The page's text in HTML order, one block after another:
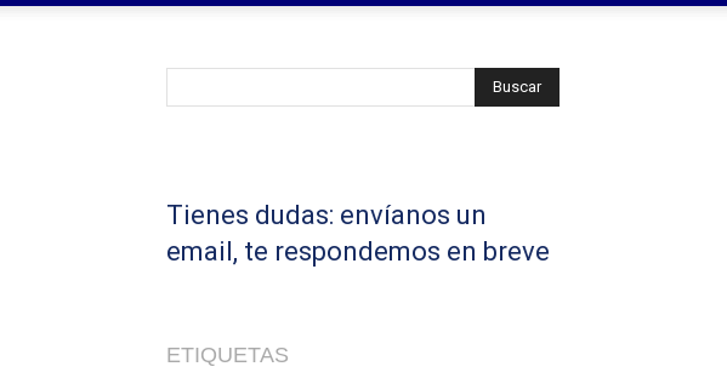
Tienes dudas: envíanos un
email, te respondemos en breve
ETIQUETAS